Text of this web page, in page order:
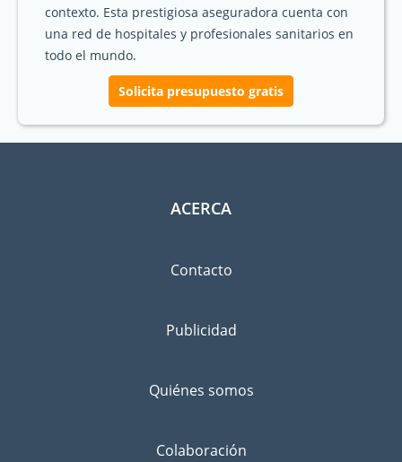
contexto. Esta prestigiosa aseguradora cuenta con
una red de hospitales y profesionales sanitarios en
todo el mundo.
Solicita presupuesto gratis
ACERCA
Contacto
Publicidad
Quiénes somos
Colaboración